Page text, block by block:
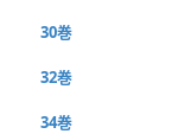
30巻
32巻
34巻